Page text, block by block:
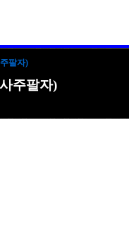
팔자)
주팔자)